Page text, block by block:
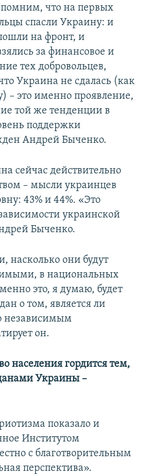
помним, что на первых
спасли Украину: и
на фронт, и
за финансовое и
тех добровольцев,
Украина не сдалась (как
– это именно проявление,
той же тенденции в
поддержки
Андрей Быченко.
сейчас действительно
– мысли украинцев
43% и 44%. «Это
украинской
Быченко.
насколько они будут
в национальных
это, я думаю, будет
о том, является ли
независимым
он.
населения гордится тем,
Украины –
показало и
Институтом
с благотворительным
перспектива».